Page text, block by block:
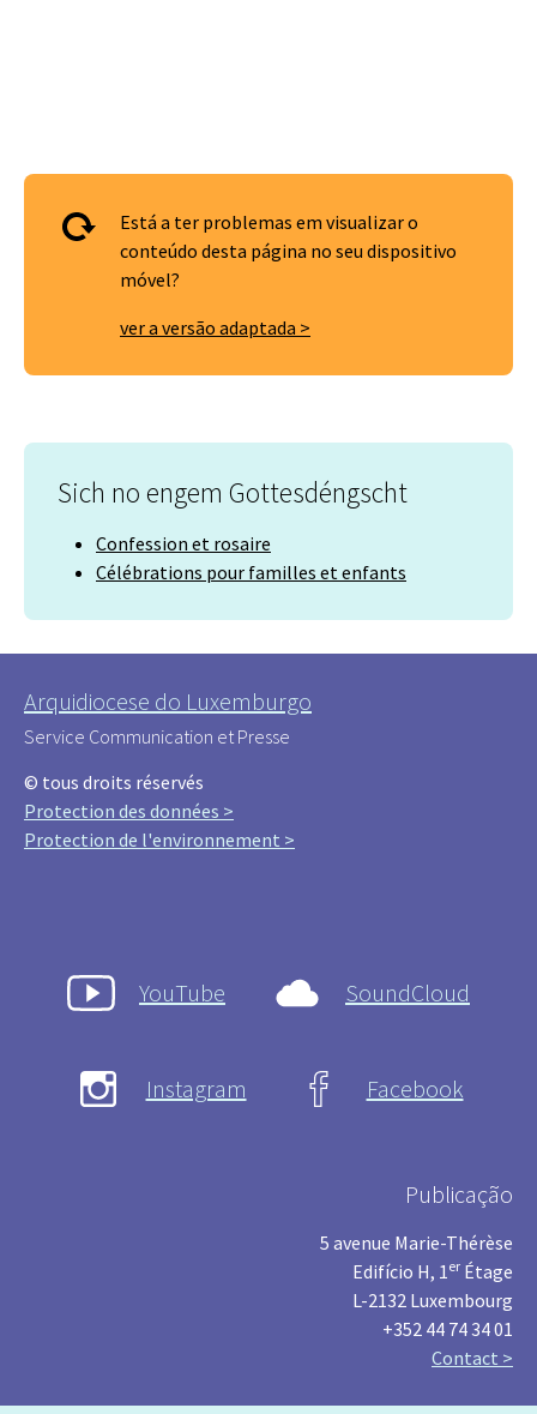
Está a ter problemas em visualizar o
conteúdo desta página no seu dispositivo
móvel?
ver a versão adaptada >
Sich no engem Gottesdéngscht
Confession et rosaire
Célébrations pour familles et enfants
Arquidiocese do Luxemburgo
Service Communication et Presse
© tous droits réservés
Protection des données >
Protection de l'environnement >
YouTube SoundCloud
Instagram Facebook
Publicação
5 avenue Marie-Thérèse
Edifício H, 1 er Étage
L-2132 Luxembourg
+352 44 74 34 01
Contact >